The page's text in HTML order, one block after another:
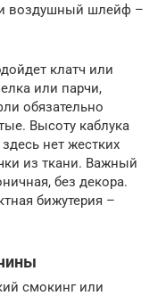
и воздушный шлейф –
клатч или
или парчи,
обязательно
Высоту каблука
нет жестких
из ткани. Важный
без декора.
бижутерия –
смокинг или